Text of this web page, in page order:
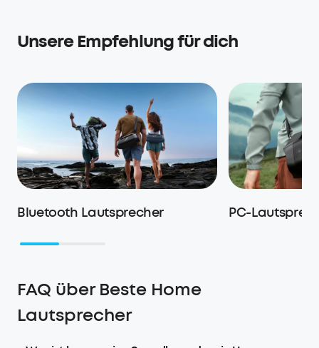
Unsere Empfehlung für dich
Bluetooth Lautsprecher PC-
FAQ über Beste Home
Lautsprecher